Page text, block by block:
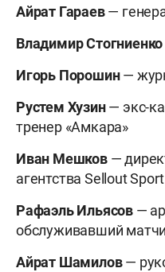
Айрат Гараев—
Владимир Стогниенко
Игорь Порошин—
Рустем Хузин— экс-
тренер «Амкара»
Иван Мешков—
агентства Sellout
Рафаэль Ильясов —
обслуживавший
Айрат Шамилов—